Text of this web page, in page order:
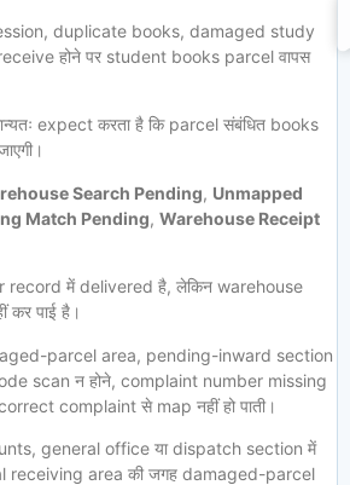
duplicate books, damaged study
होने पर student books parcel वापस
expect करता है कि parcel संबंधित books
Search Pending, Unmapped
Match Pending, Warehouse Receipt
record में delivered है, लेकिन warehouse
पाई है।
parcel area, pending-inward section
scan न होने, complaint number missing
complaint से map नहीं हो पाती।
general office या dispatch section में
receiving area की जगह damaged-parcel